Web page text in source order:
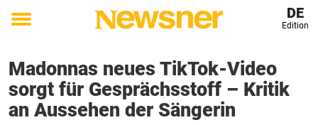
Toggle
DE
Edition
Madonnas neues TikTok-Video
sorgt für Gesprächsstoff – Kritik
an Aussehen der Sängerin